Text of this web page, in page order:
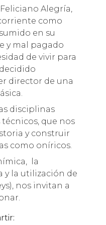
Alegría,
como
en su
y mal pagado
de vivir para
director de una
disciplinas
que nos
y construir
como oníricos.
la
y la utilización de
nos invitan a